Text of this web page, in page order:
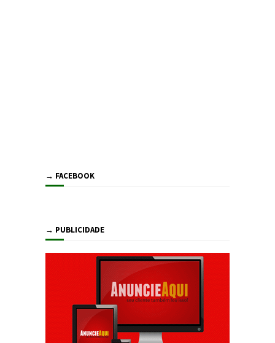
→ FACEBOOK
→ PUBLICIDADE